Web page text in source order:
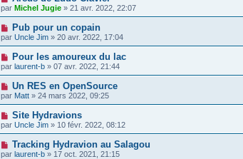
par Michel Jugie » 21 avr. 2022, 22:07
Pub pour un copain
par Uncle Jim » 20 avr. 2022, 17:04
Pour les amoureux du lac
par laurent-b » 07 avr. 2022, 21:44
Un RES en OpenSource
par Matt » 24 mars 2022, 09:25
Site Hydravions
par Uncle Jim » 10 févr. 2022, 08:12
Tracking Hydravion au Salagou
par laurent-b » 17 oct. 2021, 21:15